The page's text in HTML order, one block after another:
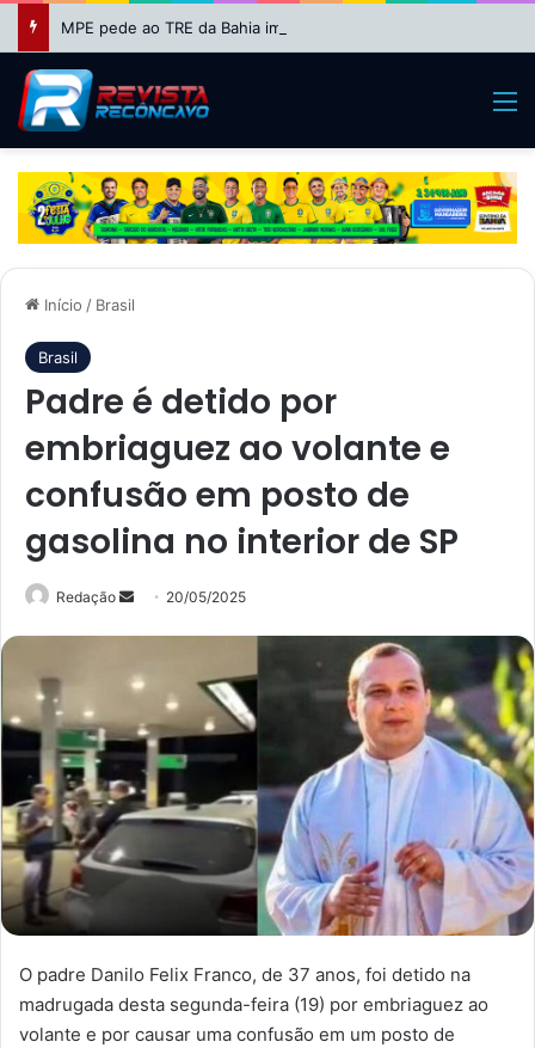
Início / Brasil
Brasil
Padre é detido por
embriaguez ao volante e
confusão em posto de
gasolina no interior de SP
Redação
Mande
mail
20/05/2025
O padre Danilo Felix Franco, de 37 anos, foi detido na
madrugada desta segunda-feira (19) por embriaguez ao
volante e por causar uma confusão em um posto de